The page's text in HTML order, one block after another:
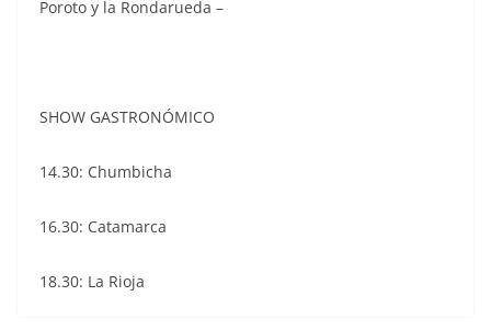
Poroto y la Rondarueda –
SHOW GASTRONÓMICO
14.30: Chumbicha
16.30: Catamarca
18.30: La Rioja